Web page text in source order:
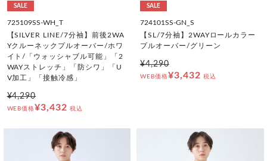
SALE
725109SS-WH_T
【SILVER LINE/7分袖】前後2WA
Yクルーネックプルオーバー/ホワ
イト/「ウォッシャブル可能」「2
WAYストレッチ」「防シワ」「U
V加工」「接触冷感」
¥4,290
WEB価格¥3,432 税込
SALE
724101SS-GN_S
【SL/7分袖】2WAYロールカラー
プルオーバー/グリーン
¥4,290
WEB価格¥3,432 税込